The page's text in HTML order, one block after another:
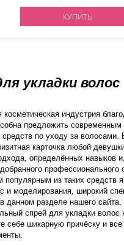
КУПИТЬ
укладки волос
индустрия
предложить
средств по уходу за волосами.
карточка любой
определённых навыков
профессионального
из таких средств
и моделирования, широкий
данном разделе нашего сайта.
спрей для укладки
себе шикарную причёску и